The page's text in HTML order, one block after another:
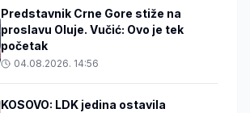
Predstavnik Crne Gore stiže na
proslavu Oluje. Vučić: Ovo je tek
početak
04.08.2026. 14:56
KOSOVO: LDK jedina ostavila